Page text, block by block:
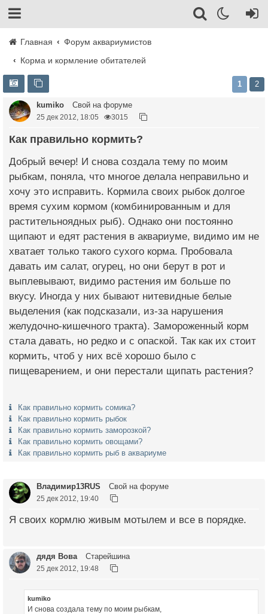
Главная
Форум аквариумистов
Корма и кормление обитателей
1 2
kumiko Свой на форуме
25 дек 2012, 18:05 3015
Как правильно кормить?
Добрый вечер! И снова создала тему по моим
рыбкам, поняла, что многое делала неправильно и
хочу это исправить. Кормила своих рыбок долгое
время сухим кормом (комбинированным и для
растительноядных рыб). Однако они постоянно
щипают и едят растения в аквариуме, видимо им не
хватает только такого сухого корма. Пробовала
давать им салат, огурец, но они берут в рот и
выплевывают, видимо растения им больше по
вкусу. Иногда у них бывают нитевидные белые
выделения (как подсказали, из-за нарушения
желудочно-кишечного тракта). Замороженный корм
стала давать, но редко и с опаской. Так как их стоит
кормить, чтоб у них всё хорошо было с
пищеварением, и они перестали щипать растения?
Как правильно кормить сомика?
Как правильно кормить рыбок
Как правильно кормить заморозкой?
Как правильно кормить овощами?
Как правильно кормить рыб в аквариуме
Владимир13RUS Свой на форуме
25 дек 2012, 19:40
Я своих кормлю живым мотылем и все в порядке.
дядя Вова Старейшина
25 дек 2012, 19:48
kumiko
И снова создала тему по моим рыбкам,